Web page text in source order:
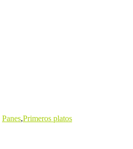
Panes,Primeros platos